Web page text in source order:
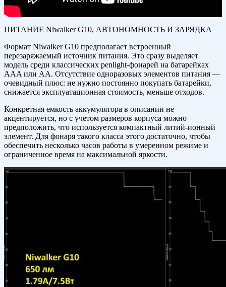
ПИТАНИЕ Niwalker G10, АВТОНОМНОСТЬ И ЗАРЯДКА
Формат Niwalker G10 предполагает встроенный
перезаряжаемый источник питания. Это сразу выделяет
модель среди классических penlight-фонарей на батарейках
AAA или AA. Отсутствие одноразовых элементов питания —
очевидный плюс: не нужно постоянно покупать батарейки,
снижается эксплуатационная стоимость, меньше отходов.
Конкретная емкость аккумулятора в описании не
акцентируется, но с учетом размеров корпуса можно
предположить, что используется компактный литий-ионный
элемент. Для фонаря такого класса этого достаточно, чтобы
обеспечить несколько часов работы в умеренном режиме и
ограниченное время на максимальной яркости.